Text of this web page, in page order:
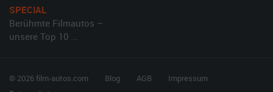
SPECIAL
Berühmte Filmautos –
unsere Top 10 ...
© 2026 film-autos.com Blog AGB
Impressum